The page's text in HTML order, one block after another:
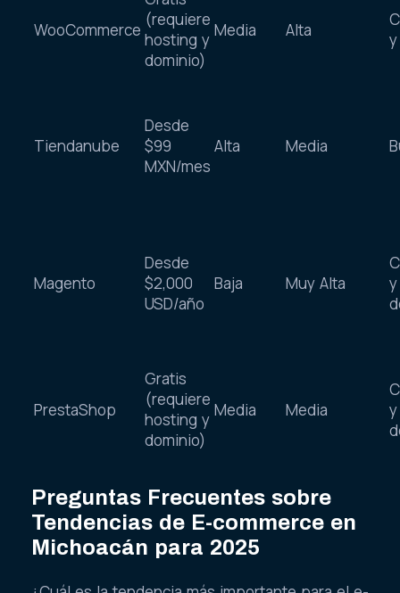
WooCommerce
Gratis
(requiere
hosting y
dominio)
Media Alta
Tiendanube
Desde
$99
MXN/mes
Alta Media
Magento
Desde
$2,000
USD/año
Baja Muy Alta
PrestaShop
Gratis
(requiere
hosting y
dominio)
Media Media
Preguntas Frecuentes sobre
Tendencias de E-commerce en
Michoacán para 2025